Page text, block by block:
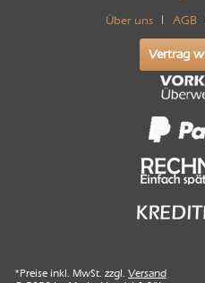
Über uns AGB
Vertrag
*Preise inkl. MwSt. zzgl. Versand